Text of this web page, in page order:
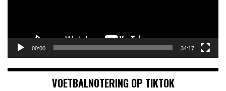
00:00 34:17
VOETBALNOTERING OP TIKTOK